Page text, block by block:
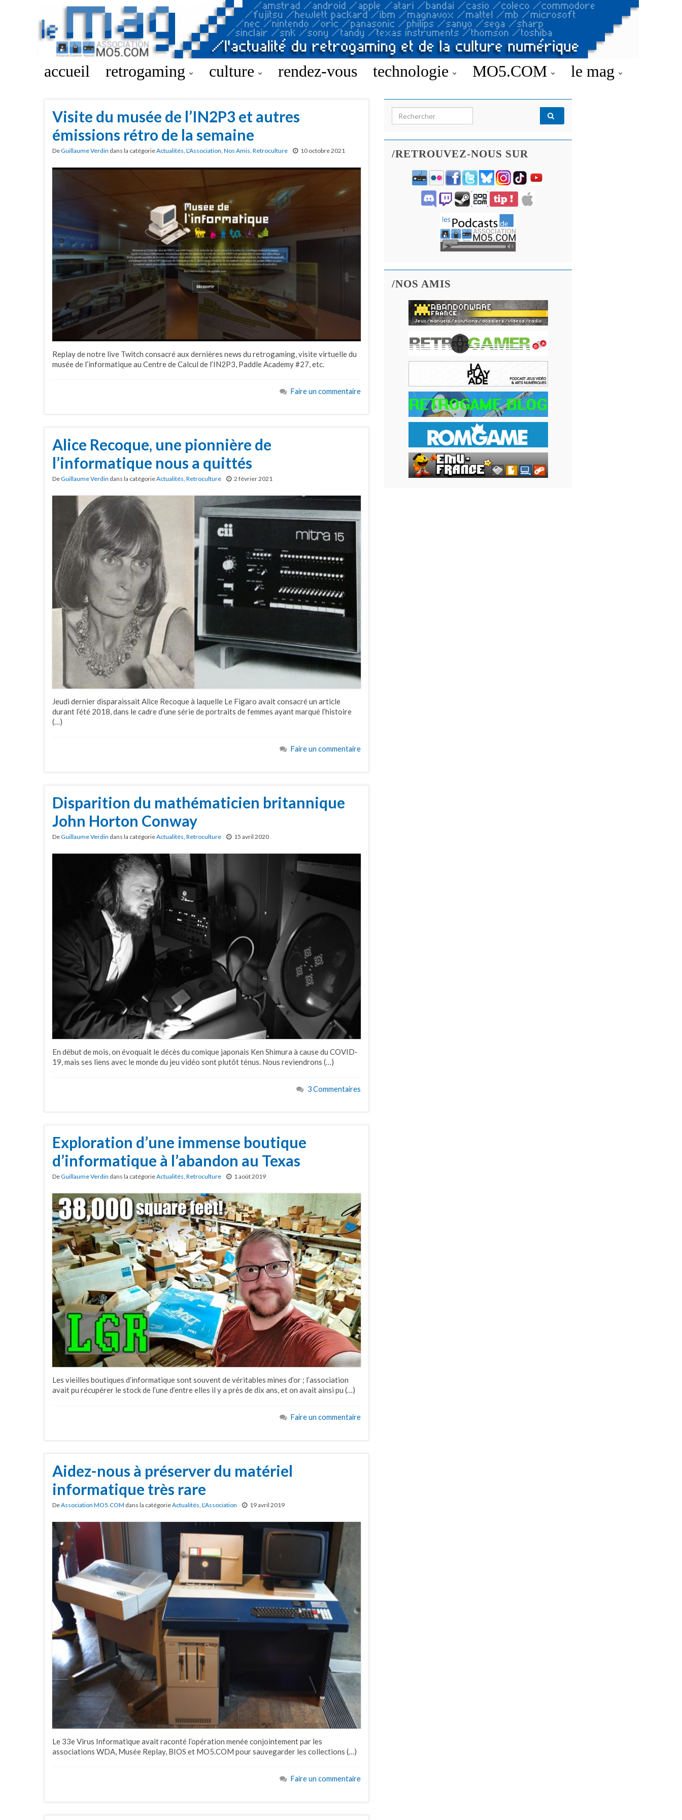
accueil retrogaming culture rendez-vous technologie MO5.COM le mag
Visite du musée de l’IN2P3 et autres
émissions rétro de la semaine
DeGuillaume Verdin dans la catégorieActualités, L'Association, Nos Amis, Retroculture 10 octobre 2021
Replay de notre live Twitch consacré aux dernières news du retrogaming, visite virtuelle du
musée de l’informatique au Centre de Calcul de l’IN2P3, Paddle Academy #27, etc.
Faire un commentaire
Alice Recoque, une pionnière de
l’informatique nous a quittés
DeGuillaume Verdin dans la catégorieActualités, Retroculture 2 février 2021
Jeudi dernier disparaissait Alice Recoque à laquelle Le Figaro avait consacré un article
durant l’été 2018, dans le cadre d’une série de portraits de femmes ayant marqué l’histoire
(…)
Faire un commentaire
Disparition du mathématicien britannique
John Horton Conway
DeGuillaume Verdin dans la catégorieActualités Retroculture 15 avril 2020
En début de mois, on évoquait le décès du comique japonais Ken Shimura à cause du COVID-
19, mais ses liens avec le monde du jeu vidéo sont plutôt ténus. Nous reviendrons (…)
3 Commentaires
Exploration d’une immense boutique
d’informatique à l’abandon au Texas
DeGuillaume Verdin dans la catégorieActualités, Retroculture 1 août 2019
Les vieilles boutiques d’informatique sont souvent de véritables mines d’or ; l’association
avait pu récupérer le stock de l’une d’entre elles il y a près de dix ans, et on avait ainsi pu (…)
Faire un commentaire
Aidez-nous à préserver du matériel
informatique très rare
DeAssociation MO5.COM dans la catégorieActualités L'Association 19 avril 2019
Le 33e Virus Informatique avait raconté l’opération menée conjointement par les
associations WDA, Musée Replay, BIOS et MO5.COM pour sauvegarder les collections (…)
Faire un commentaire
Search for:
/RETROUVEZ-NOUS SUR
/NOS AMIS